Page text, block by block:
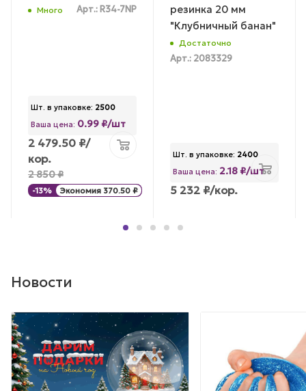
Много Арт.: R34-7NP
Шт. в упаковке: 2500
Ваша цена: 0.99 ₽/шт
2 479.50 ₽/
кор.
2 850₽
-13% Экономия 370.50 ₽
резинка 20 мм
"Клубничный банан"
Достаточно
Арт.: 2083329
Шт. в упаковке: 2400
Ваша цена: 2.18 ₽/шт
5 232 ₽/кор.
Новости